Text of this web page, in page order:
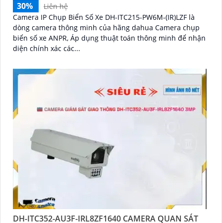
30%
Liên hệ
Camera IP Chụp Biển Số Xe DH-ITC215-PW6M-(IR)LZF là
dòng camera thông minh của hãng dahua Camera chụp
biển số xe ANPR, Áp dụng thuật toán thông minh để nhận
diện chính xác các...
DH-ITC352-AU3F-IRL8ZF1640 CAMERA QUAN SÁT